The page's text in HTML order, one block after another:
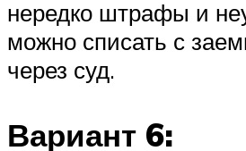
нередко штрафы и
можно списать с
через суд.
Вариант 6: